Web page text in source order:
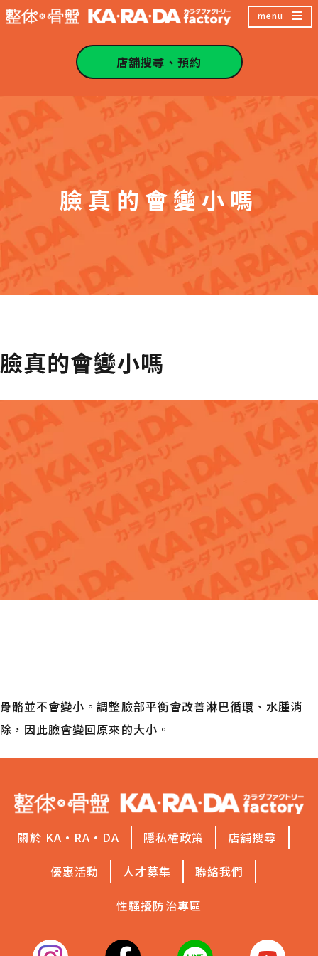
跳
容
區
menu
店舖搜尋、預約
臉真的會變小嗎
臉真的會變小嗎
骨骼並不會變小。調整臉部平衡會改善淋巴循環、水腫消
除，因此臉會變回原來的大小。
關於 KA·RA·DA 隱私權政策
店舖搜尋
優惠活動
人才募集
聯絡我們
性騷擾防治專區